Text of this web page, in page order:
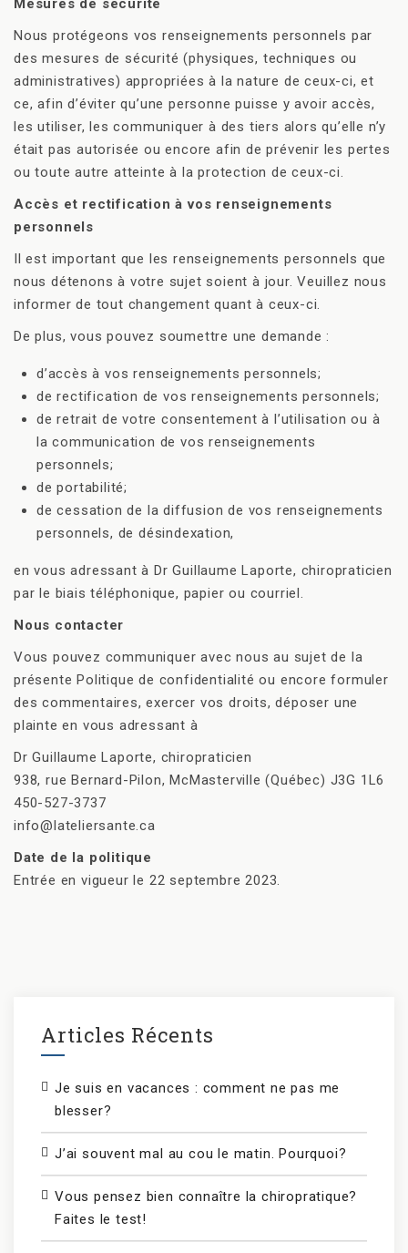
Mesures de sécurité
Nous protégeons vos renseignements personnels par
des mesures de sécurité (physiques, techniques ou
administratives) appropriées à la nature de ceux-ci, et
ce, afin d’éviter qu’une personne puisse y avoir accès,
les utiliser, les communiquer à des tiers alors qu’elle n’y
était pas autorisée ou encore afin de prévenir les pertes
ou toute autre atteinte à la protection de ceux-ci.
Accès et rectification à vos renseignements
personnels
Il est important que les renseignements personnels que
nous détenons à votre sujet soient à jour. Veuillez nous
informer de tout changement quant à ceux-ci.
De plus, vous pouvez soumettre une demande :
d’accès à vos renseignements personnels;
de rectification de vos renseignements personnels;
de retrait de votre consentement à l’utilisation ou à
la communication de vos renseignements
personnels;
de portabilité;
de cessation de la diffusion de vos renseignements
personnels, de désindexation,
en vous adressant à Dr Guillaume Laporte, chiropraticien
par le biais téléphonique, papier ou courriel.
Nous contacter
Vous pouvez communiquer avec nous au sujet de la
présente Politique de confidentialité ou encore formuler
des commentaires, exercer vos droits, déposer une
plainte en vous adressant à
Dr Guillaume Laporte, chiropraticien
938, rue Bernard-Pilon, McMasterville (Québec) J3G 1L6
450-527-3737
info@lateliersante.ca
Date de la politique
Entrée en vigueur le 22 septembre 2023.
Articles Récents
Je suis en vacances : comment ne pas me
blesser?
J’ai souvent mal au cou le matin. Pourquoi?
Vous pensez bien connaître la chiropratique?
Faites le test!